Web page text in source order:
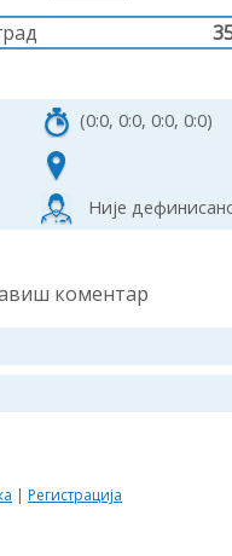
(0:0, 0:0, 0:0, 0:0)
Није
коментар
| Регистрација